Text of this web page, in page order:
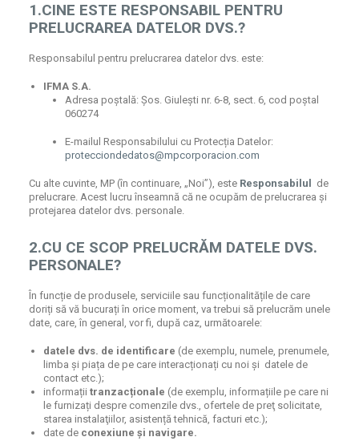
1.CINE ESTE RESPONSABIL PENTRU
PRELUCRAREA DATELOR DVS.?
Responsabilul pentru prelucrarea datelor dvs. este:
IFMA S.A.
Adresa poștală: Șos. Giulești nr. 6-8, sect. 6, cod poștal
060274
E-mailul Responsabilului cu Protecția Datelor:
protecciondedatos@mpcorporacion.com
Cu alte cuvinte, MP (în continuare, „Noi”), este Responsabilul
de
prelucrare. Acest lucru înseamnă că ne ocupăm de prelucrarea și
protejarea datelor dvs. personale.
2.CU CE SCOP PRELUCRĂM DATELE DVS.
PERSONALE?
În funcție de produsele, serviciile sau funcționalitățile de care
doriți să vă bucurați în orice moment, va trebui să prelucrăm unele
date, care, în general, vor fi, după caz, următoarele:
datele dvs. de identificare (de exemplu, numele, prenumele,
limba și piața de pe care interacționați cu noi și datele de
contact etc.);
informații tranzacționale (de exemplu, informațiile pe care ni
le furnizați despre comenzile dvs., ofertele de preţ solicitate,
starea instalaţiilor, asistență tehnică, facturi etc.);
date de conexiune și navigare.